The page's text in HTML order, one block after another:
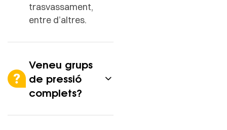
trasvassament,
entre d’altres.
Veneu grups
de pressió
complets?